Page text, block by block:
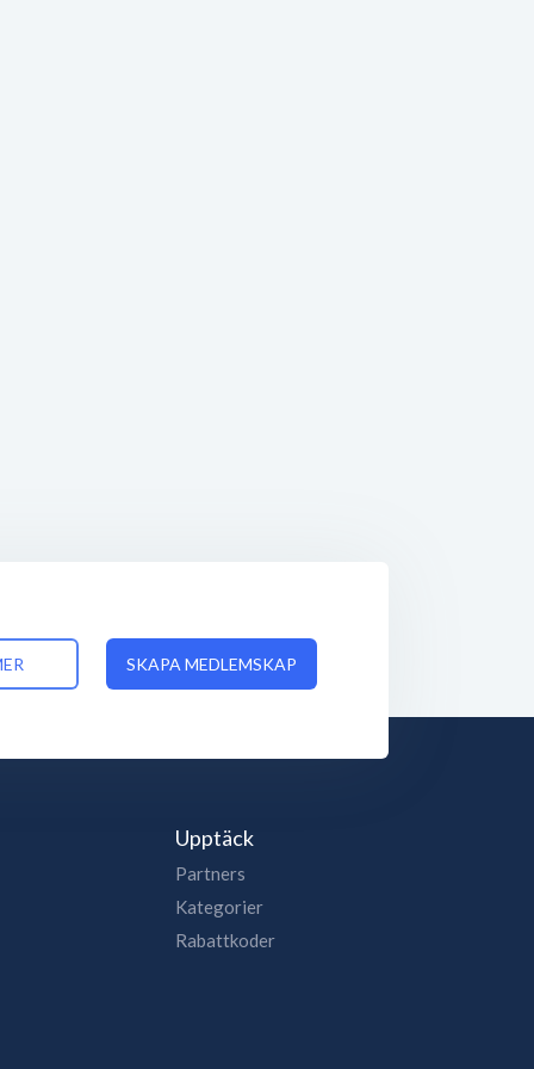
SKAPA MEDLEMSKAP
Upptäck
Partners
Kategorier
Rabattkoder